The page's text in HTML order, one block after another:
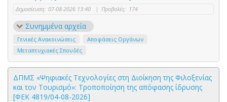
Δημοσίευση: 07-08-2026 13:40 | Προβολές: 174
Συνημμένα αρχεία
Γενικές Ανακοινώσεις
Αποφάσεις Οργάνων
Μεταπτυχιακές Σπουδές
ΔΠΜΣ «Ψηφιακές Τεχνολογίες στη Διοίκηση της Φιλοξενίας
και τον Τουρισμό»: Τροποποίηση της απόφασης ίδρυσης
[ΦΕΚ 4819/04-08-2026]